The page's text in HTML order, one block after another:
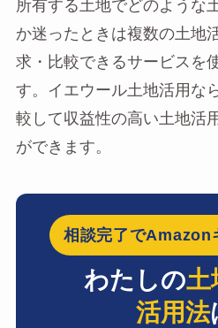
所有する土地でどのような
か迷ったときは複数の土地
求・比較できるサービスを
す。イエウール土地活用な
較して収益性の高い土地活
ができます。
相談完了でAmazon
わたしの土
活用法